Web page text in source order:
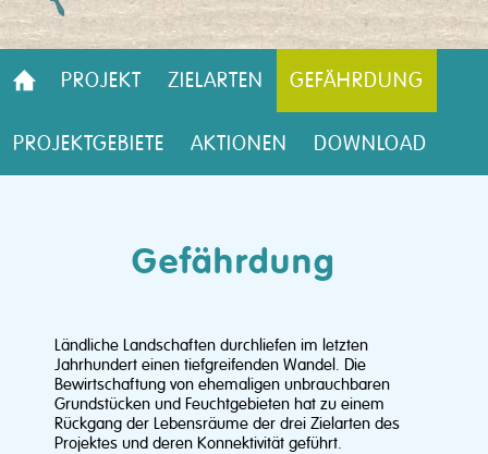
PROJEKT ZIELARTEN GEFÄHRDUNG
PROJEKTGEBIETE AKTIONEN DOWNLOAD
Gefährdung
Ländliche Landschaften durchliefen im letzten
Jahrhundert einen tiefgreifenden Wandel. Die
Bewirtschaftung von ehemaligen unbrauchbaren
Grundstücken und Feuchtgebieten hat zu einem
Rückgang der Lebensräume der drei Zielarten des
Projektes und deren Konnektivität geführt.